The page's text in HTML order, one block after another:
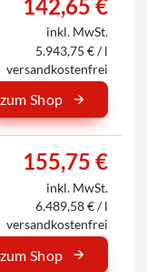
142,65 €
inkl. MwSt.
5.943,75 € / l
versandkostenfrei
zum Shop
155,75 €
inkl. MwSt.
6.489,58 € / l
versandkostenfrei
zum Shop